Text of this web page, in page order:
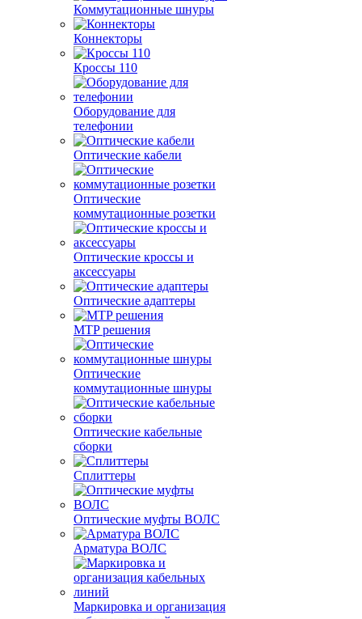
Коммутационные шнуры
Коннекторы
Кроссы 110
Оборудование для
телефонии
Оптические кабели
Оптические
коммутационные розетки
Оптические кроссы и
аксессуары
Оптические адаптеры
MTP решения
Оптические
коммутационные шнуры
Оптические кабельные
сборки
Сплиттеры
Оптические муфты ВОЛС
Арматура ВОЛС
Маркировка и организация